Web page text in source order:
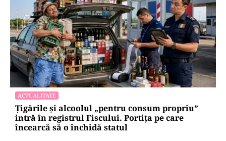
ACTUALITATE
Țigările și alcoolul „pentru consum propriu”
intră în registrul Fiscului. Portița pe care
încearcă să o închidă statul